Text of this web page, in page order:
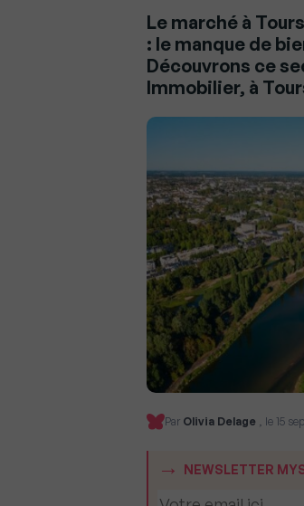
Le marché à
: le manque de
Découvrons ce
Immobilier, à
Par Olivia Delage , le 15
NEWSLETTER